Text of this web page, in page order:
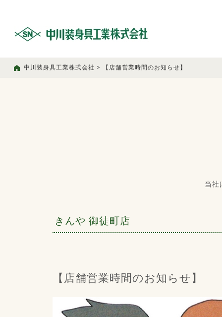
中川装身具工業株式会社 > 【店舗営業時間のお知らせ】
当社
きんや 御徒町店
【店舗営業時間のお知らせ】